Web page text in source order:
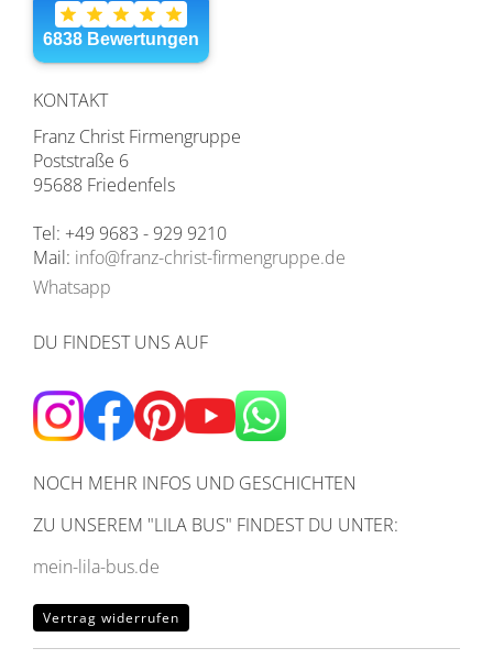
KONTAKT
Franz Christ Firmengruppe
Poststraße 6
95688 Friedenfels
Tel: +49 9683 - 929 9210
Mail: info@franz-christ-firmengruppe.de
Whatsapp
DU FINDEST UNS AUF
NOCH MEHR INFOS UND GESCHICHTEN
ZU UNSEREM "LILA BUS" FINDEST DU UNTER:
mein-lila-bus.de
Vertrag widerrufen